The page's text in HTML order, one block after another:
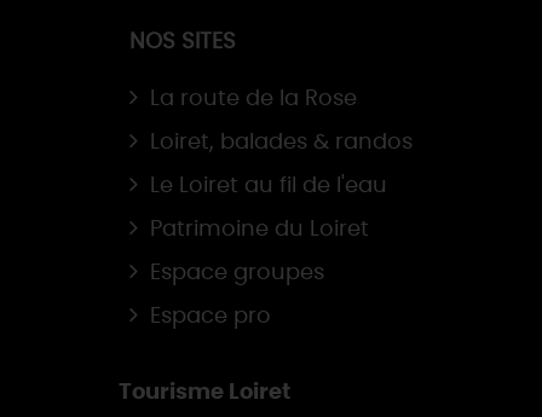
NOS SITES
La route de la Rose
Loiret, balades & randos
Le Loiret au fil de l'eau
Patrimoine du Loiret
Espace groupes
Espace pro
Tourisme Loiret